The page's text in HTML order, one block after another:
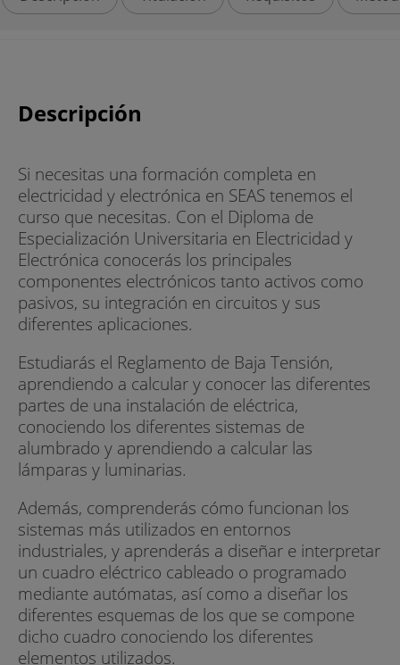
Descripción
Si necesitas una formación completa en
electricidad y electrónica en SEAS tenemos el
curso que necesitas. Con el Diploma de
Especialización Universitaria en Electricidad y
Electrónica conocerás los principales
componentes electrónicos tanto activos como
pasivos, su integración en circuitos y sus
diferentes aplicaciones.
Estudiarás el Reglamento de Baja Tensión,
aprendiendo a calcular y conocer las diferentes
partes de una instalación de eléctrica,
conociendo los diferentes sistemas de
alumbrado y aprendiendo a calcular las
lámparas y luminarias.
Además, comprenderás cómo funcionan los
sistemas más utilizados en entornos
industriales, y aprenderás a diseñar e interpretar
un cuadro eléctrico cableado o programado
mediante autómatas, así como a diseñar los
diferentes esquemas de los que se compone
dicho cuadro conociendo los diferentes
elementos utilizados.